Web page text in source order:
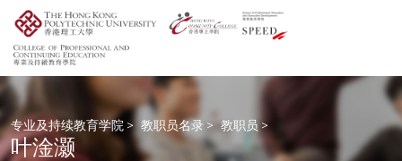
专业及持续教育学院 > 教职员名录 > 教职员 >
叶淦灏